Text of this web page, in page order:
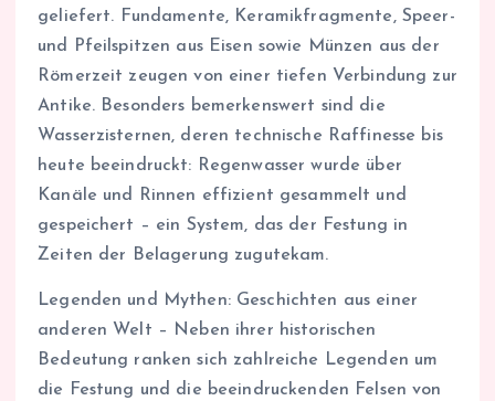
geliefert. Fundamente, Keramikfragmente, Speer-
und Pfeilspitzen aus Eisen sowie Münzen aus der
Römerzeit zeugen von einer tiefen Verbindung zur
Antike. Besonders bemerkenswert sind die
Wasserzisternen, deren technische Raffinesse bis
heute beeindruckt: Regenwasser wurde über
Kanäle und Rinnen effizient gesammelt und
gespeichert – ein System, das der Festung in
Zeiten der Belagerung zugutekam.
Legenden und Mythen: Geschichten aus einer
anderen Welt – Neben ihrer historischen
Bedeutung ranken sich zahlreiche Legenden um
die Festung und die beeindruckenden Felsen von